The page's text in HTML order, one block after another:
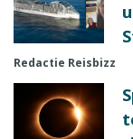
Redactie Reisbizz